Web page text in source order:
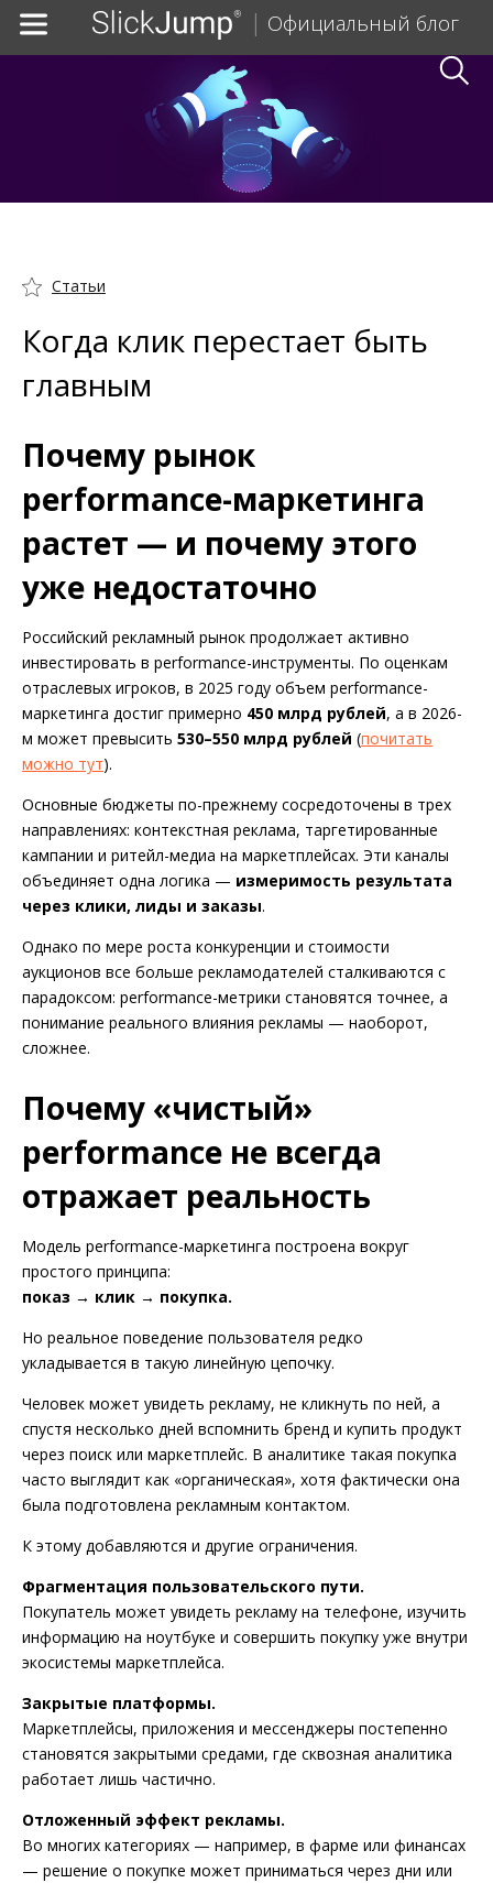
Официальный блог
Статьи
Когда клик перестает быть
главным
Почему рынок
performance-маркетинга
растет — и почему этого
уже недостаточно
Российский рекламный рынок продолжает активно
инвестировать в performance-инструменты. По оценкам
отраслевых игроков, в 2025 году объем performance-
маркетинга достиг примерно 450 млрд рублей, а в 2026-
м может превысить 530–550 млрд рублей (почитать
можно тут).
Основные бюджеты по-прежнему сосредоточены в трех
направлениях: контекстная реклама, таргетированные
кампании и ритейл-медиа на маркетплейсах. Эти каналы
объединяет одна логика — измеримость результата
через клики, лиды и заказы.
Однако по мере роста конкуренции и стоимости
аукционов все больше рекламодателей сталкиваются с
парадоксом: performance-метрики становятся точнее, а
понимание реального влияния рекламы — наоборот,
сложнее.
Почему «чистый»
performance не всегда
отражает реальность
Модель performance-маркетинга построена вокруг
простого принципа:
показ → клик → покупка.
Но реальное поведение пользователя редко
укладывается в такую линейную цепочку.
Человек может увидеть рекламу, не кликнуть по ней, а
спустя несколько дней вспомнить бренд и купить продукт
через поиск или маркетплейс. В аналитике такая покупка
часто выглядит как «органическая», хотя фактически она
была подготовлена рекламным контактом.
К этому добавляются и другие ограничения.
Фрагментация пользовательского пути.
Покупатель может увидеть рекламу на телефоне, изучить
информацию на ноутбуке и совершить покупку уже внутри
экосистемы маркетплейса.
Закрытые платформы.
Маркетплейсы, приложения и мессенджеры постепенно
становятся закрытыми средами, где сквозная аналитика
работает лишь частично.
Отложенный эффект рекламы.
Во многих категориях — например, в фарме или финансах
— решение о покупке может приниматься через дни или